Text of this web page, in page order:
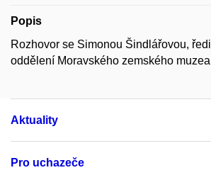
Popis
Rozhovor se Simonou Šindlářovou,
oddělení Moravského zemského
Aktuality
Pro uchazeče